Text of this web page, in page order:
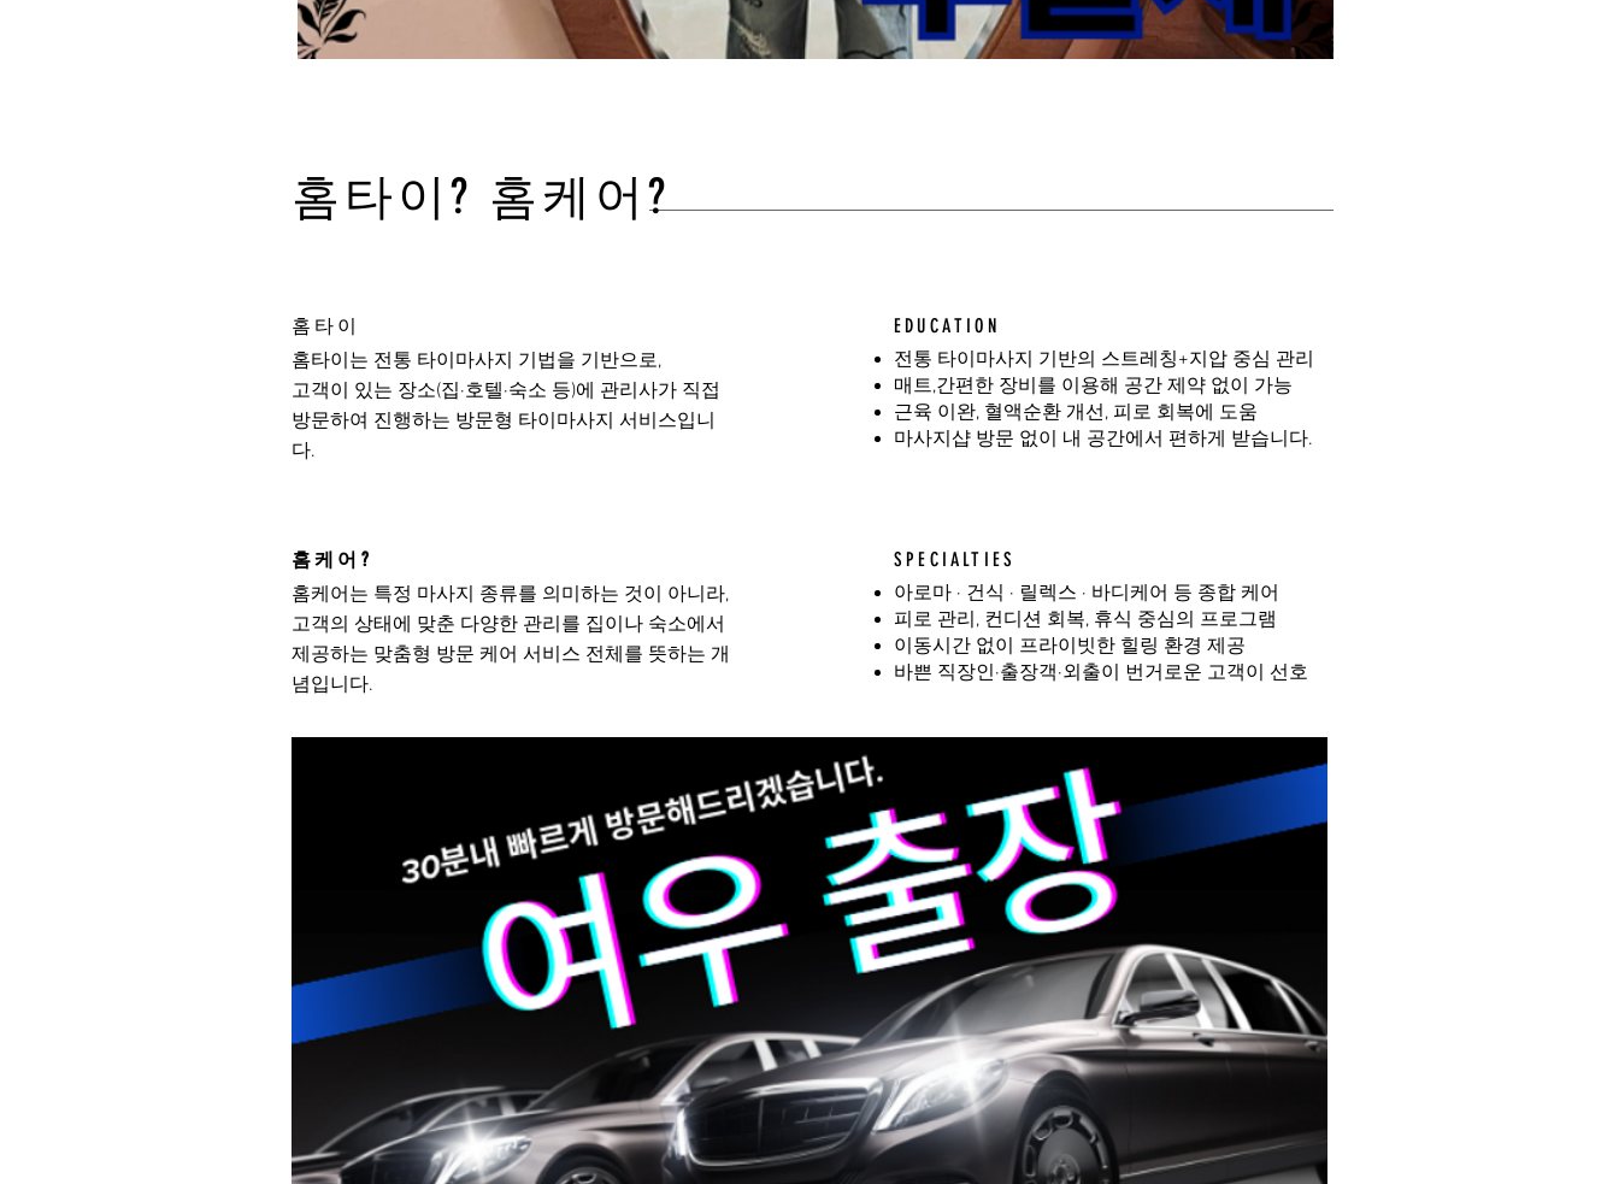
홈타이? 홈케어?
홈타이
홈타이는 전통 타이마사지 기법을 기반으로,
고객이 있는 장소(집·호텔·숙소 등)에 관리사가 직접
방문하여 진행하는 방문형 타이마사지 서비스입니
다.
홈케어?
홈케어는 특정 마사지 종류를 의미하는 것이 아니라,
고객의 상태에 맞춘 다양한 관리를 집이나 숙소에서
제공하는 맞춤형 방문 케어 서비스 전체를 뜻하는 개
념입니다.
EDUCATION
전통 타이마사지 기반의 스트레칭+지압 중심 관리
매트,간편한 장비를 이용해 공간 제약 없이 가능
근육 이완, 혈액순환 개선, 피로 회복에 도움
마사지샵 방문 없이 내 공간에서 편하게 받습니다.
SPECIALTIES
아로마 · 건식 · 릴렉스 · 바디케어 등 종합 케어
피로 관리, 컨디션 회복, 휴식 중심의 프로그램
이동시간 없이 프라이빗한 힐링 환경 제공
바쁜 직장인·출장객·외출이 번거로운 고객이 선호